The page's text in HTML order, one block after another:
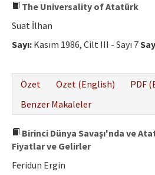
The Universality of Atatürk
Suat İlhan
Sayı: Kasım 1986, Cilt III - Sayı 7
Özet
Özet (English)
PDF
Benzer Makaleler
Birinci Dünya Savaşı'nda ve
Fiyatlar ve Gelirler
Feridun Ergin